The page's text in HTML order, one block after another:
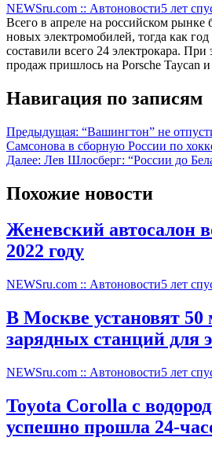
NEWSru.com :: Автоновости5 лет
Всего в апреле на российском
новых электромобилей, тогда как
составили всего 24 электрокара.
продаж пришлось на Porsche Taycan
Навигация по записям
Предыдущая: “Вашингтон” не
Самсонова в сборную России по
Далее: Лев Шлосберг: “России до
Похожие новости
Женевский автосалон
2022 году
NEWSru.com :: Автоновости5 лет
В Москве установят
зарядных станций для
NEWSru.com :: Автоновости5 лет
Toyota Corolla с
успешно прошла 24-